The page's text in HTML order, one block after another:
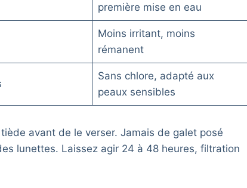
première mise en eau
Moins irritant, moins
rémanent
Sans chlore, adapté aux
peaux sensibles
avant de le verser. Jamais de galet posé
lunettes. Laissez agir 24 à 48 heures, filtration